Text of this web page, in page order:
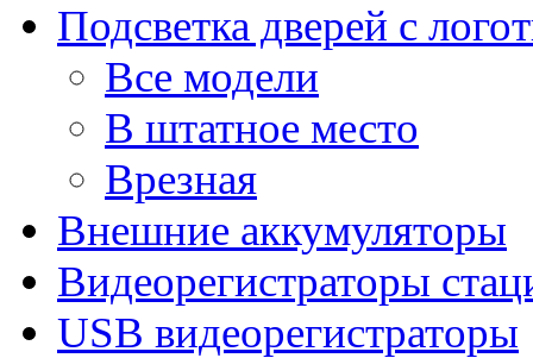
Подсветка дверей с
Все модели
В штатное место
Врезная
Внешние аккумуляторы
Видеорегистраторы
USB видеорегистраторы